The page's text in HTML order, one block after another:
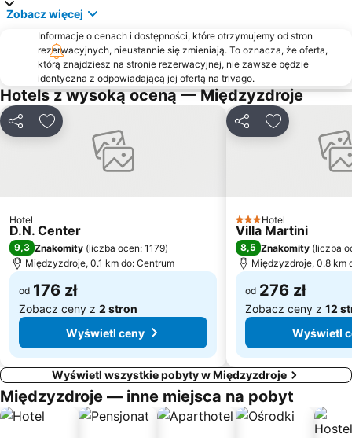
Plaża Grodno
Plaża Świętouść
Park Zdrojowy im Fryderyka Chopina
Łunowo
Przytór
Port Lotniczy Szczecin-Goleniów im NSZZ Solidarność
Port lotniczy Szczecin
Wieża Widokowa
Avangard
Segtouren Usedom
Koserow
Kąpielisko Lubczyna
Kościół Matki Bożej Gwiazdy Morza
Port lotniczy Heringsdorf
Astoria
Haffbad Ueckermünde
Seebrückenrestaurant
Ahlbeck An der Seebrücke
Zobacz więcej
Informacje o cenach i dostępności, które otrzymujemy od stron
rezerwacyjnych, nieustannie się zmieniają. To oznacza, że oferta,
którą znajdziesz na stronie rezerwacyjnej, nie zawsze będzie
identyczna z odpowiadającą jej ofertą na trivago.
Hotels z wysoką oceną — Międzyzdroje
UdostępnijDodaj do ulubionych
Hotel
D.N. Center
9,3 Znakomity (liczba ocen: 1179)
Międzyzdroje, 0.1 km do: Centrum
od 176 zł
Zobacz ceny z 2 stron
Wyświetl ceny
UdostępnijDodaj do
3 Kategoria
Hotel
Villa Martini
8,5 Znakomity (liczba
Międzyzdroje, 0.8 km
od 276 zł
Zobacz ceny z 12
Wyświetl
Wyświetl wszystkie pobyty w Międzyzdroje
Międzyzdroje — inne miejsca na pobyt